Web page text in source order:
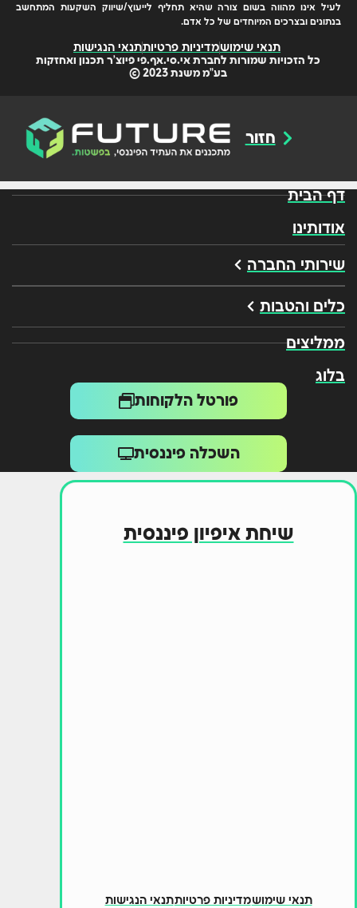
תנאי שימושמדיניות פרטיותתנאי הנגישות
כל הזכויות שמורות לחברת אי.סי.אף.פי פיוצ'ר תכנון ואחזקות
בע"מ משנת 2023 ©
לעיל אינו מהווה בשום צורה שהיא תחליף לייעוץ/שיווק השקעות המתחשב
בנתונים ובצרכים המיוחדים של כל אדם.
חזור
דף הבית
אודותינו
שירותי החברה
כלים והטבות
ממליצים
בלוג
פורטל הלקוחות
השכלה פיננסית
שיחת איפיון פיננסית
תנאי שימושמדיניות פרטיותתנאי הנגישות